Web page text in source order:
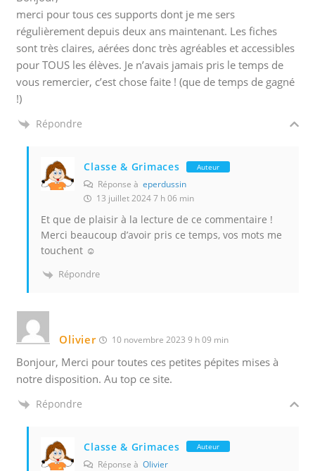
merci pour tous ces supports dont je me sers
régulièrement depuis deux ans maintenant. Les fiches
sont très claires, aérées donc très agréables et accessibles
pour TOUS les élèves. Je n’avais jamais pris le temps de
vous remercier, c’est chose faite ! (que de temps de gagné
!)
Répondre
Classe & Grimaces Auteur
Réponse àeperdussin
13 juillet 2024 7 h 06 min
Et que de plaisir à la lecture de ce commentaire !
Merci beaucoup d’avoir pris ce temps, vos mots me
touchent ☺️
Répondre
Olivier 10 novembre 2023 9 h 09 min
Bonjour, Merci pour toutes ces petites pépites mises à
notre disposition. Au top ce site.
Répondre
Classe & Grimaces Auteur
Réponse àOlivier